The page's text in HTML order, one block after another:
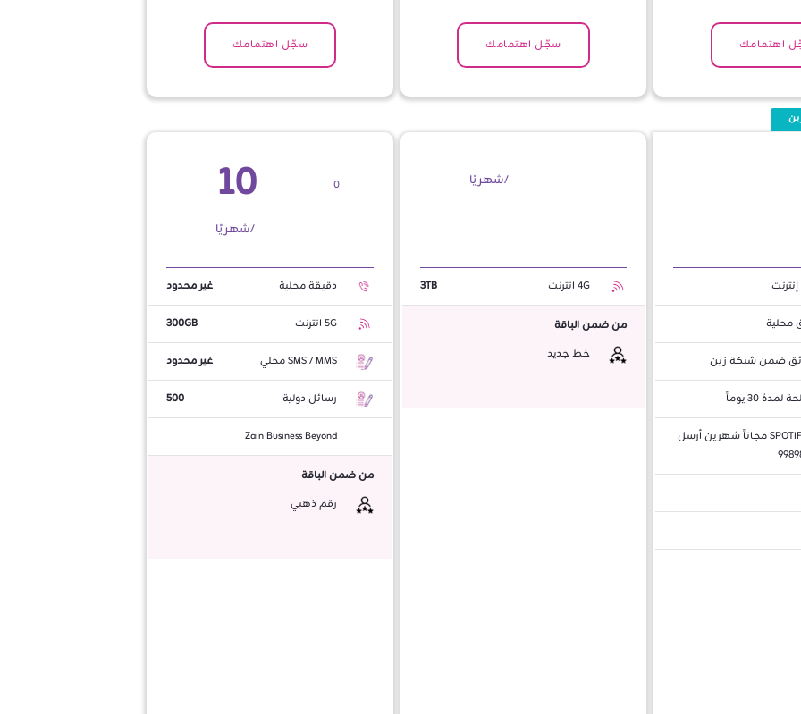
اهتمامك سجّل اهتمامك سجّل اهتمامك
ضمن شبكة زين
30 يوماً
لتفعيل SPOTIFY مجاناً شهرين أرسل
/شهريًا
4G انترنت 3TB
من ضمن الباقة
خط جديد
0
10
/شهريًا
دقيقة محلية غير محدود
5G انترنت 300GB
SMS / MMS محلي غير محدود
رسائل دولية 500
Zain Business Beyond
من ضمن الباقة
رقم ذهبي